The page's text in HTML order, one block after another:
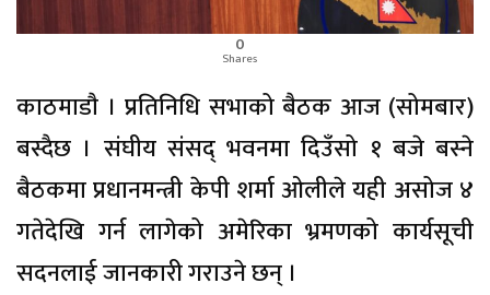
0
Shares
काठमाडाै । प्रतिनिधि सभाको बैठक आज (सोमबार)
बस्दैछ । संघीय संसद् भवनमा दिउँसो १ बजे बस्ने
बैठकमा प्रधानमन्त्री केपी शर्मा ओलीले यही असोज ४
गतेदेखि गर्न लागेको अमेरिका भ्रमणको कार्यसूची
सदनलाई जानकारी गराउने छन् ।